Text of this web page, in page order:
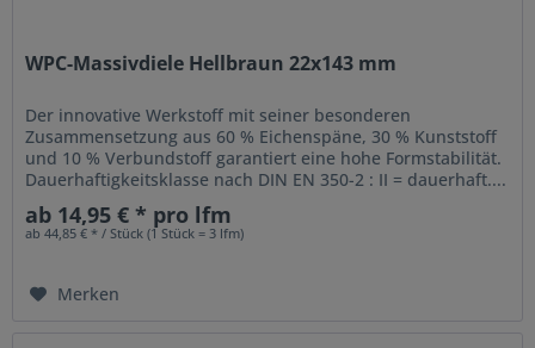
WPC-Massivdiele Hellbraun 22x143 mm
Der innovative Werkstoff mit seiner besonderen
Zusammensetzung aus 60 % Eichenspäne, 30 % Kunststoff
und 10 % Verbundstoff garantiert eine hohe Formstabilität.
Dauerhaftigkeitsklasse nach DIN EN 350-2 : II = dauerhaft....
ab 14,95 € * pro lfm
ab 44,85 € * / Stück (1 Stück = 3 lfm)
Merken